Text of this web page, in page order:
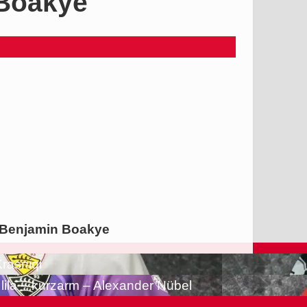
Boakye
– kurzarm – Alexander Nübel